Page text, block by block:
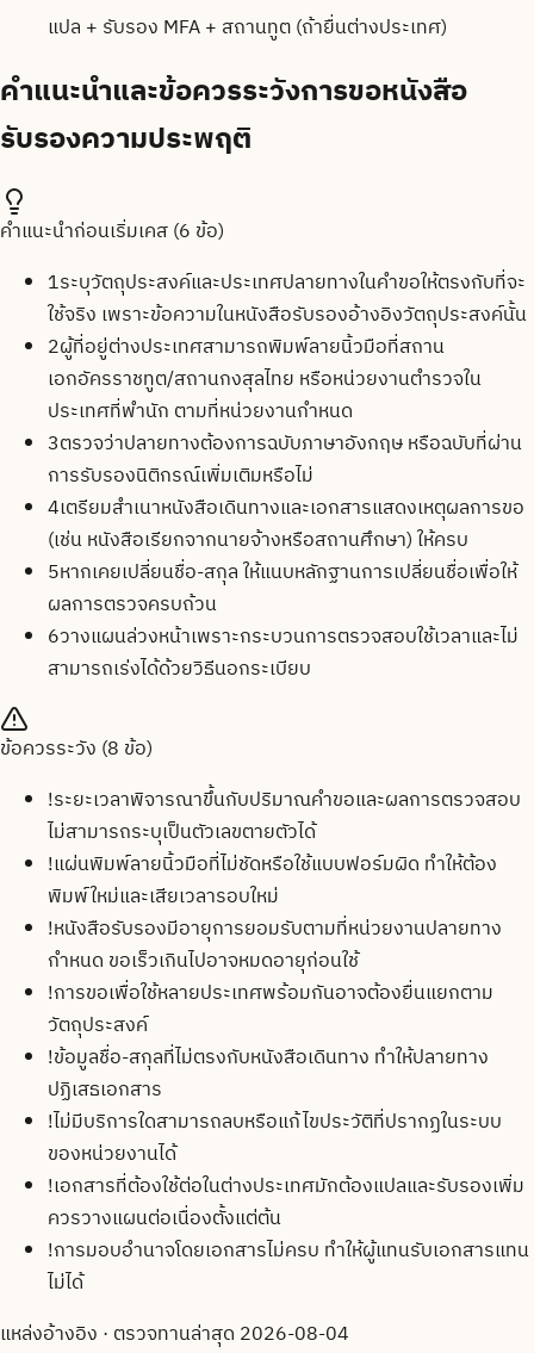
แปล + รับรอง MFA + สถานทูต (ถ้ายื่นต่างประเทศ)
คำแนะนำและข้อควรระวังการขอหนังสือ
รับรองความประพฤติ
คำแนะนำก่อนเริ่มเคส (6 ข้อ)
1ระบุวัตถุประสงค์และประเทศปลายทางในคำขอให้ตรงกับที่จะ
ใช้จริง เพราะข้อความในหนังสือรับรองอ้างอิงวัตถุประสงค์นั้น
2ผู้ที่อยู่ต่างประเทศสามารถพิมพ์ลายนิ้วมือที่สถาน
เอกอัครราชทูต/สถานกงสุลไทย หรือหน่วยงานตำรวจใน
ประเทศที่พำนัก ตามที่หน่วยงานกำหนด
3ตรวจว่าปลายทางต้องการฉบับภาษาอังกฤษ หรือฉบับที่ผ่าน
การรับรองนิติกรณ์เพิ่มเติมหรือไม่
4เตรียมสำเนาหนังสือเดินทางและเอกสารแสดงเหตุผลการขอ
(เช่น หนังสือเรียกจากนายจ้างหรือสถานศึกษา) ให้ครบ
5หากเคยเปลี่ยนชื่อ-สกุล ให้แนบหลักฐานการเปลี่ยนชื่อเพื่อให้
ผลการตรวจครบถ้วน
6วางแผนล่วงหน้าเพราะกระบวนการตรวจสอบใช้เวลาและไม่
สามารถเร่งได้ด้วยวิธีนอกระเบียบ
ข้อควรระวัง (8 ข้อ)
!ระยะเวลาพิจารณาขึ้นกับปริมาณคำขอและผลการตรวจสอบ
ไม่สามารถระบุเป็นตัวเลขตายตัวได้
!แผ่นพิมพ์ลายนิ้วมือที่ไม่ชัดหรือใช้แบบฟอร์มผิด ทำให้ต้อง
พิมพ์ใหม่และเสียเวลารอบใหม่
!หนังสือรับรองมีอายุการยอมรับตามที่หน่วยงานปลายทาง
กำหนด ขอเร็วเกินไปอาจหมดอายุก่อนใช้
!การขอเพื่อใช้หลายประเทศพร้อมกันอาจต้องยื่นแยกตาม
วัตถุประสงค์
!ข้อมูลชื่อ-สกุลที่ไม่ตรงกับหนังสือเดินทาง ทำให้ปลายทาง
ปฏิเสธเอกสาร
!ไม่มีบริการใดสามารถลบหรือแก้ไขประวัติที่ปรากฏในระบบ
ของหน่วยงานได้
!เอกสารที่ต้องใช้ต่อในต่างประเทศมักต้องแปลและรับรองเพิ่ม
ควรวางแผนต่อเนื่องตั้งแต่ต้น
!การมอบอำนาจโดยเอกสารไม่ครบ ทำให้ผู้แทนรับเอกสารแทน
ไม่ได้
แหล่งอ้างอิง · ตรวจทานล่าสุด 2026-08-04